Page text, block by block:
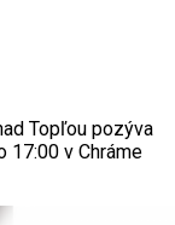
Topľou pozýva
17:00 v Chráme